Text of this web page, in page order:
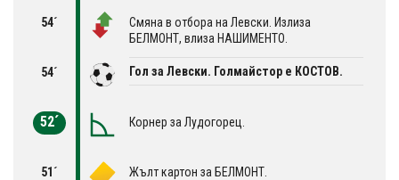
54´
Смяна в отбора на Левски. Излиза
БЕЛМОНТ, влиза НАШИМЕНТО.
54´ Гол за Левски. Голмайстор е КОСТОВ.
52´ Корнер за Лудогорец.
51´ Жълт картон за БЕЛМОНТ.